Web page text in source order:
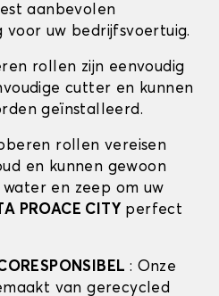
aanbevolen
voor uw bedrijfsvoertuig.
rollen zijn eenvoudig
cutter en kunnen
geïnstalleerd.
rollen vereisen
en kunnen gewoon
en zeep om uw
PROACE CITY perfect
: Onze
van gerecycled